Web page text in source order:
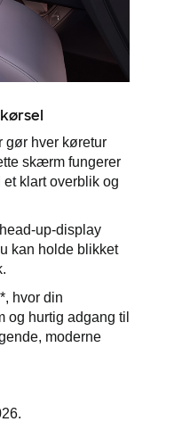
gør hver køretur
skærm fungerer
klart overblik og
up-display
kan holde blikket
hvor din
og hurtig adgang til
moderne